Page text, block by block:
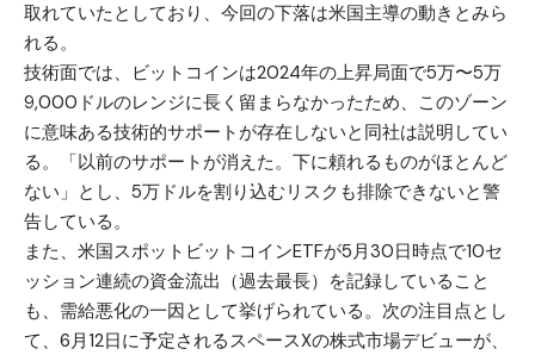
取れていたとしており、今回の下落は米国主導の動きとみら
れる。
技術面では、ビットコインは2024年の上昇局面で5万〜5万
9,000ドルのレンジに長く留まらなかったため、このゾーン
に意味ある技術的サポートが存在しないと同社は説明してい
る。「以前のサポートが消えた。下に頼れるものがほとんど
ない」とし、5万ドルを割り込むリスクも排除できないと警
告している。
また、米国スポットビットコインETFが5月30日時点で10セ
ッション連続の資金流出（過去最長）を記録していること
も、需給悪化の一因として挙げられている。次の注目点とし
て、6月12日に予定されるスペースXの株式市場デビューが、